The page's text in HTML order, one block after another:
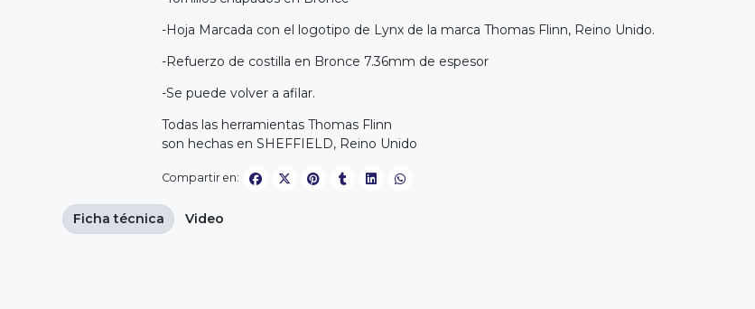
-Hoja Marcada con el logotipo de Lynx de la marca Thomas Flinn, Reino Unido.
-Refuerzo de costilla en Bronce 7.36mm de espesor
-Se puede volver a afilar.
Todas las herramientas Thomas Flinn
son hechas en SHEFFIELD, Reino Unido
Compartir en:
Ficha técnica Video